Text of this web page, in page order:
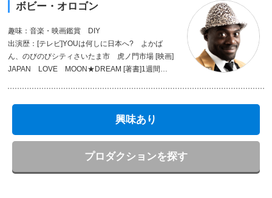
ボビー・オロゴン
趣味：音楽・映画鑑賞 DIY
出演歴：[テレビ]YOUは何しに日本へ? よかば
ん、のびのびシティさいたま市 虎ノ門市場 [映画]
JAPAN LOVE MOON★DREAM [著書]1週間の
興味あり
プロダクションを探す